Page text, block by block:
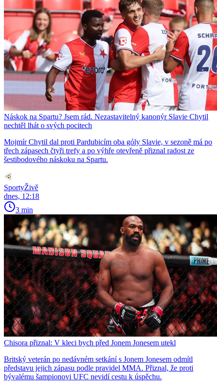
Náskok na Spartu? Jsem rád. Nezastavitelný kanonýr Slavie Chytil
nechtěl lhát o svých pocitech
Mojmír Chytil dal proti Pardubicím oba góly Slavie, v sezoně má po
třech zápasech čtyři trefy a po výhře otevřeně přiznal radost ze
šestibodového náskoku na Spartu.
SportyŽivě
dnes, 12:18
3 min
Chisora přiznal: V kleci bych před Jonem Jonesem utekl
Britský veterán po nedávném setkání s Jonem Jonesem odmítl
představu jejich zápasu podle pravidel MMA. Přiznal, že proti
bývalému šampionovi UFC nevidí cestu k úspěchu.